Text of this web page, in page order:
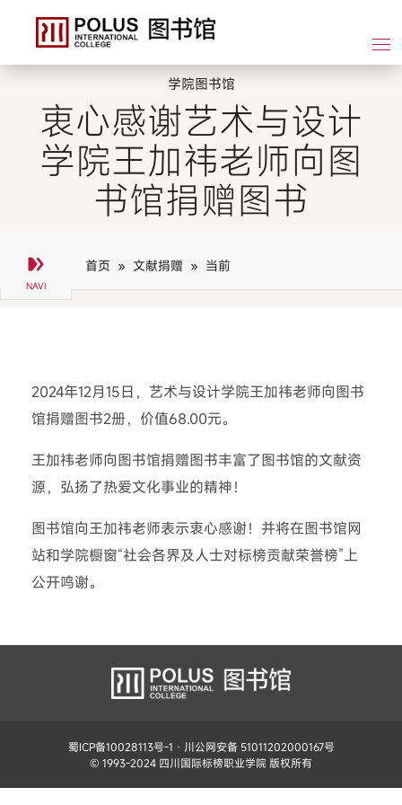
学院图书馆
衷心感谢艺术与设计
学院王加祎老师向图
书馆捐赠图书
首页 » 文献捐赠 » 当前
2024年12月15日，艺术与设计学院王加祎老师向图书
馆捐赠图书2册，价值68.00元。
王加祎老师向图书馆捐赠图书丰富了图书馆的文献资
源，弘扬了热爱文化事业的精神！
图书馆向王加祎老师表示衷心感谢！并将在图书馆网
站和学院橱窗“社会各界及人士对标榜贡献荣誉榜”上
公开鸣谢。
蜀ICP备10028113号-1 · 川公网安备 51011202000167号
© 1993-2024 四川国际标榜职业学院 版权所有